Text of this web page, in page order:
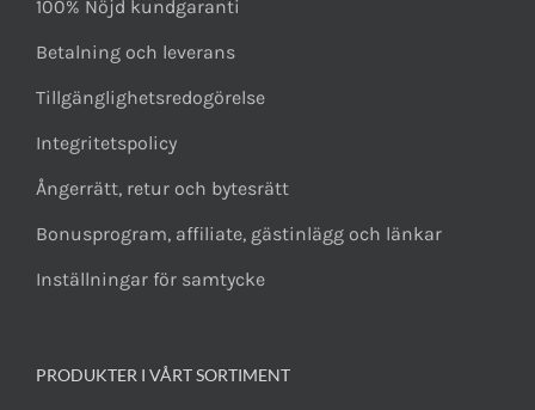
100% Nöjd kundgaranti
Betalning och leverans
Tillgänglighetsredogörelse
Integritetspolicy
Ångerrätt, retur och bytesrätt
Bonusprogram, affiliate, gästinlägg och länkar
Inställningar för samtycke
PRODUKTER I VÅRT SORTIMENT